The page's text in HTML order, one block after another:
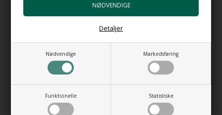
Nødvendige Markedsføring
Funktionelle Statistiske
Detaljer
+898,00 DKK
Gå til varen
+1.598,00 DKK
Gå til varen